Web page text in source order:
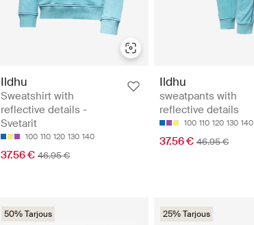
Ildhu
Sweatshirt with
reflective details -
Svetarit
100 110 120 130 140
37.56 € 46.95 €
Ildhu
sweatpants with
reflective details
100 110 120 130 140
37.56 € 46.95 €
50% Tarjous 25% Tarjous